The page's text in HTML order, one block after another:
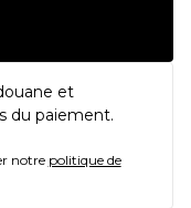
et
du paiement.
notre politique de